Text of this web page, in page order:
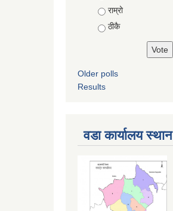
राम्रो
ठीकै
Older polls
Results
वडा कार्यालय स्थान